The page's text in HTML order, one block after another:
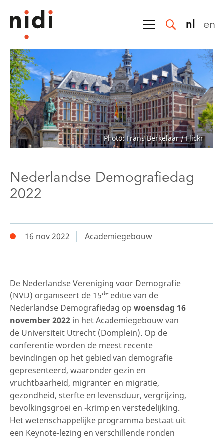
nl en
Photo: Frans Berkelaar / Flickr
Nederlandse Demografiedag
2022
16 nov 2022 Academiegebouw
De Nederlandse Vereniging voor Demografie
(NVD) organiseert de 15de editie van de
Nederlandse Demografiedag op woensdag 16
november 2022 in het Academiegebouw van
de Universiteit Utrecht (Domplein). Op de
conferentie worden de meest recente
bevindingen op het gebied van demografie
gepresenteerd, waaronder gezin en
vruchtbaarheid, migranten en migratie,
gezondheid, sterfte en levensduur, vergrijzing,
bevolkingsgroei en -krimp en verstedelijking.
Het wetenschappelijke programma bestaat uit
een Keynote-lezing en verschillende ronden